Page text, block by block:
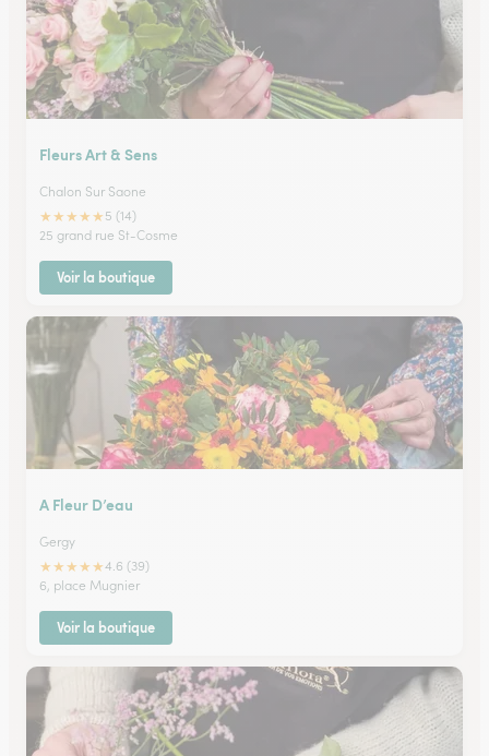
Fleurs Art & Sens
Chalon Sur Saone
★★★★★ 5 (14)
25 grand rue St-Cosme
Voir la boutique
A Fleur D’eau
Gergy
★★★★★4.6 (39)
6, place Mugnier
Voir la boutique